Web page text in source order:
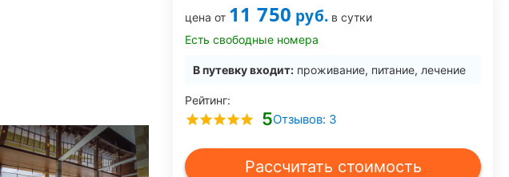
цена от 11 750 руб. в сутки
Есть свободные номера
В путевку входит: проживание, питание, лечение
Рейтинг:
5Отзывов: 3
Рассчитать стоимость